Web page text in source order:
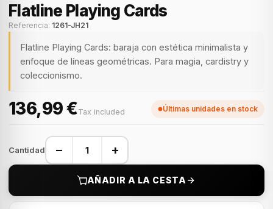
Flatline Playing Cards
Referencia: 1261-JH21
Flatline Playing Cards: baraja con estética minimalista y
enfoque de líneas geométricas. Para magia, cardistry y
coleccionismo.
136,99 €Tax included Últimas unidades en stock
Cantidad − +
AÑADIR A LA CESTA